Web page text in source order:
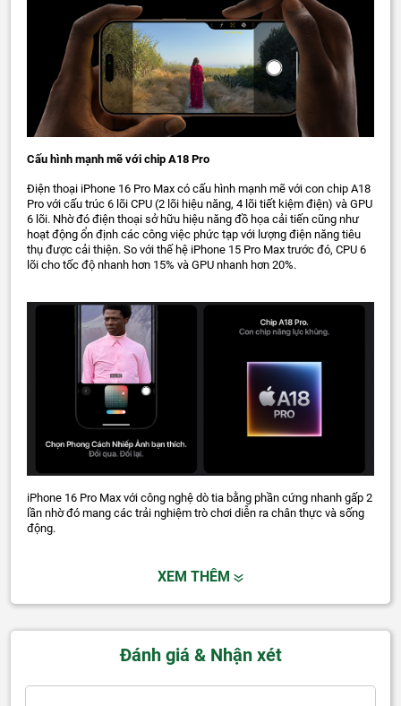
Cấu hình mạnh mẽ với chip A18 Pro
Điện thoại iPhone 16 Pro Max có cấu hình mạnh mẽ với con chip A18
Pro với cấu trúc 6 lõi CPU (2 lõi hiệu năng, 4 lõi tiết kiệm điện) và GPU
6 lõi. Nhờ đó điện thoại sở hữu hiệu năng đồ họa cải tiến cũng như
hoạt động ổn định các công việc phức tạp với lượng điện năng tiêu
thụ được cải thiện. So với thế hệ iPhone 15 Pro Max trước đó, CPU 6
lõi cho tốc độ nhanh hơn 15% và GPU nhanh hơn 20%.
iPhone 16 Pro Max với công nghệ dò tia bằng phần cứng nhanh gấp 2
lần nhờ đó mang các trải nghiệm trò chơi diễn ra chân thực và sống
động.
XEM THÊM
Đánh giá & Nhận xét